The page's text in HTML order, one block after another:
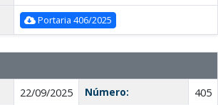
Portaria 406/2025
22/09/2025 Número:
405